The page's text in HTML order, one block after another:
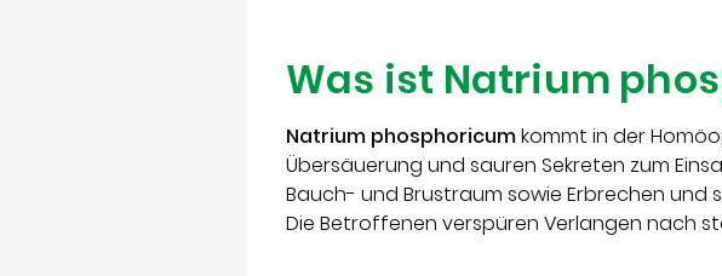
Was ist Natrium
Natrium phosphoricumkommt in der
Übersäuerung und sauren Sekreten zum
Bauch- und Brustraum sowie Erbrechen und
Die Betroffenen verspüren Verlangen nach